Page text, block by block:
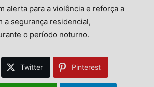
alerta para a violência e reforça a
a segurança residencial,
o período noturno.
Twitter Pinterest